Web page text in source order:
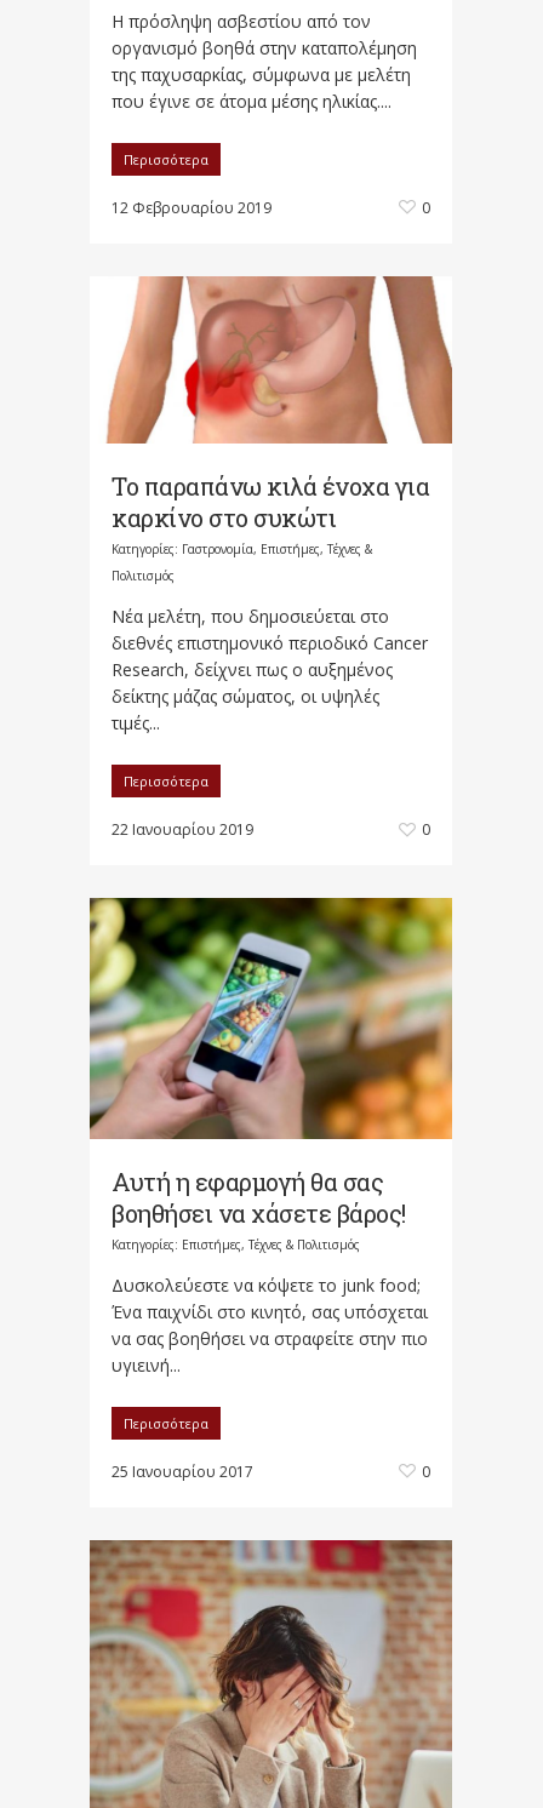
Η πρόσληψη ασβεστίου από τον
οργανισμό βοηθά στην καταπολέμηση
της παχυσαρκίας, σύμφωνα με μελέτη
που έγινε σε άτομα μέσης ηλικίας....
Περισσότερα
12 Φεβρουαρίου 2019 0
Το παραπάνω κιλά ένοχα για
καρκίνο στο συκώτι
Κατηγορίες: Γαστρονομία, Επιστήμες, Τέχνες &
Πολιτισμός
Νέα μελέτη, που δημοσιεύεται στο
διεθνές επιστημονικό περιοδικό Cancer
Research, δείχνει πως ο αυξημένος
δείκτης μάζας σώματος, οι υψηλές
τιμές...
Περισσότερα
22 Ιανουαρίου 2019 0
Αυτή η εφαρμογή θα σας
βοηθήσει να χάσετε βάρος!
Κατηγορίες: Επιστήμες, Τέχνες & Πολιτισμός
Δυσκολεύεστε να κόψετε το junk food;
Ένα παιχνίδι στο κινητό, σας υπόσχεται
να σας βοηθήσει να στραφείτε στην πιο
υγιεινή...
Περισσότερα
25 Ιανουαρίου 2017 0